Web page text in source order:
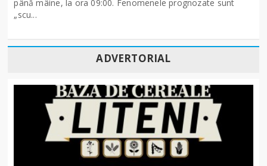
până mâine, la ora 09:00. Fenomenele prognozate sunt
„scu...
ADVERTORIAL